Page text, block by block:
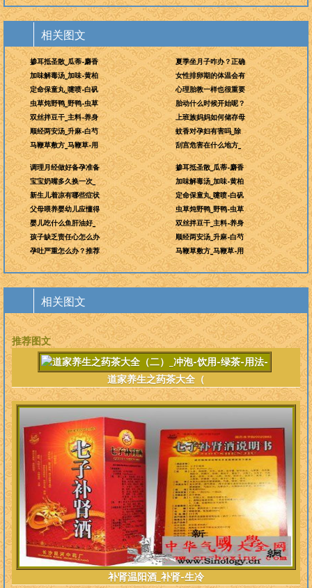
相关图文
掺耳抵圣散_瓜蒂-麝香
加味解毒汤_加味-黄柏
定命保童丸_嚏喷-白矾
虫草炖野鸭_野鸭-虫草
双丝拌豆干_主料-养身
顺经两安汤_升麻-白芍
马鞭草敷方_马鞭草-用
夏季坐月子咋办？正确
女性排卵期的体温会有
心理胎教一样也很重要
胎动什么时候开始呢？
上班族妈妈如何储存母
蚊香对孕妇有害吗_除
刮宫危害在什么地方_
调理月经做好备孕准备
宝宝奶嘴多久换一次_
新生儿着凉有哪些症状
父母喂养婴幼儿应懂得
婴儿吃什么鱼肝油好_
孩子缺乏责任心怎么办
孕吐严重怎么办？推荐
掺耳抵圣散_瓜蒂-麝香
加味解毒汤_加味-黄柏
定命保童丸_嚏喷-白矾
虫草炖野鸭_野鸭-虫草
双丝拌豆干_主料-养身
顺经两安汤_升麻-白芍
马鞭草敷方_马鞭草-用
相关图文
推荐图文
道家养生之药茶大全（
补肾温阳酒_补肾-生冷